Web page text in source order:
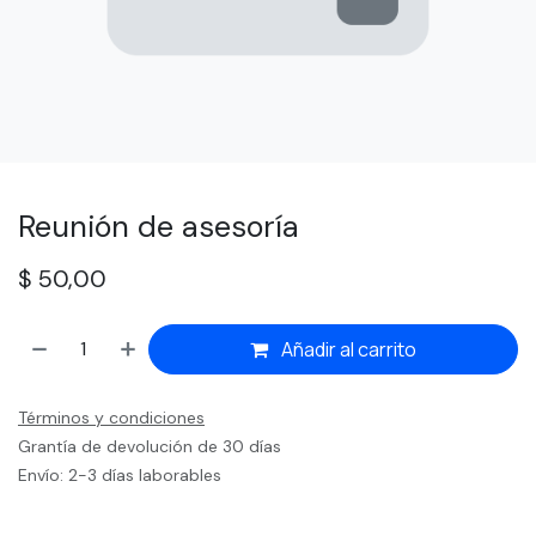
Reunión de asesoría
$ 50,00
Añadir al carrito
Términos y condiciones
Grantía de devolución de 30 días
Envío: 2-3 días laborables